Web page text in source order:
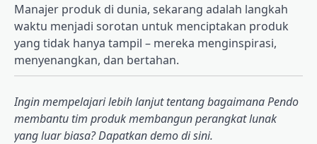
Manajer produk di dunia, sekarang adalah langkah
waktu menjadi sorotan untuk menciptakan produk
yang tidak hanya tampil – mereka menginspirasi,
menyenangkan, dan bertahan.
Ingin mempelajari lebih lanjut tentang bagaimana Pendo
membantu tim produk membangun perangkat lunak
yang luar biasa? Dapatkan demo di sini.